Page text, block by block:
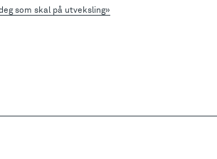
som skal på utveksling»